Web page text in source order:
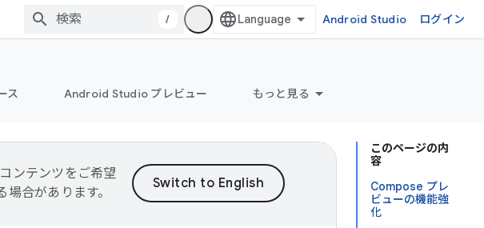
/ Android Studio ログイン
ス Android Studio プレビュー もっと見る
このページの内
容
Compose プレ
ビューの機能強
化
ンテンツをご希望
合があります。